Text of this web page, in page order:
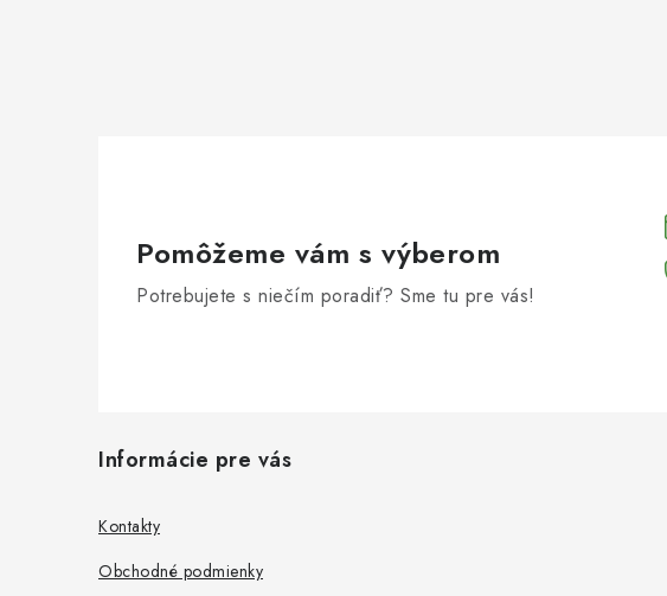
Pomôžeme vám s výberom
Potrebujete s niečím poradiť? Sme tu pre vás!
Informácie pre vás
Kontakty
Obchodné podmienky